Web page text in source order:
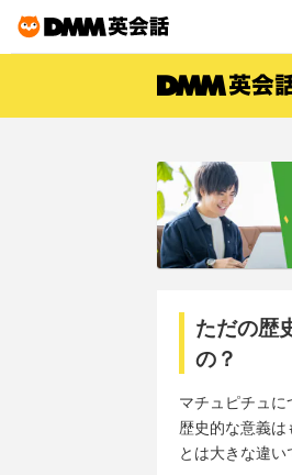
ただの歴
の？
マチュピチュに
歴史的な意義
とは大きな違い